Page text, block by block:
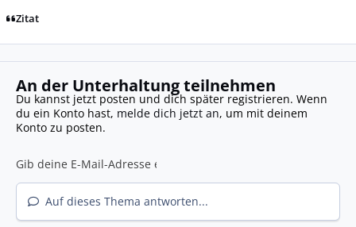
Zitat
An der Unterhaltung teilnehmen
Du kannst jetzt posten und dich später registrieren. Wenn
du ein Konto hast, melde dich jetzt an, um mit deinem
Konto zu posten.
Auf dieses Thema antworten...